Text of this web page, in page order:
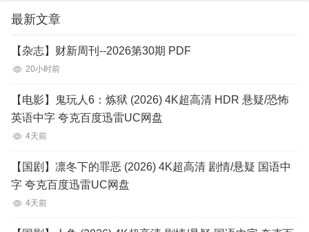
最新文章
【杂志】财新周刊--2026第30期 PDF
20小时前
【电影】鬼玩人6：炼狱 (2026) 4K超高清 HDR 悬疑/恐怖
英语中字 夸克百度迅雷UC网盘
4天前
【国剧】凛冬下的罪恶 (2026) 4K超高清 剧情/悬疑 国语中
字 夸克百度迅雷UC网盘
4天前